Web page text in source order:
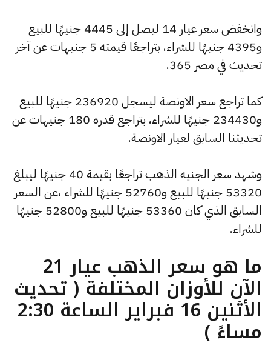
وانخفض سعر عيار 14 ليصل إلى 4445 جنيهًا للبيع
و4395 جنيهًا للشراء، بتراجعًا قيمته 5 جنيهات عن آخر
تحديث في مصر 365.
كما تراجع سعر الاونصة ليسجل 236920 جنيهًا للبيع
و234430 جنيهًا للشراء، بتراجع قدره 180 جنيهات عن
تحديثنا السابق لعيار الاونصة.
وشهد سعر الجنيه الذهب تراجعًا بقيمة 40 جنيهًا ليبلغ
53320 جنيهًا للبيع و52760 جنيهًا للشراء ،عن السعر
السابق الذي كان 53360 جنيهًا للبيع و52800 جنيهًا
للشراء.
ما هو سعر الذهب عيار 21
الآن للأوزان المختلفة ( تحديث
الأثنين 16 فبراير الساعة 2:30
مساءً )